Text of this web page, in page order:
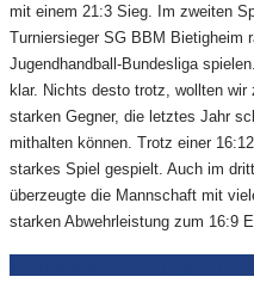
mit einem 21:3 Sieg. Im zweiten
Turniersieger SG BBM Bietigheim
Jugendhandball-Bundesliga
klar. Nichts desto trotz, wollten wir
starken Gegner, die letztes Jahr
mithalten können. Trotz einer
starkes Spiel gespielt. Auch im
überzeugte die Mannschaft mit
starken Abwehrleistung zum 16:9